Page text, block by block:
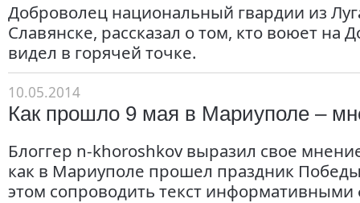
Доброволец национальный гвардии из
Славянске, рассказал о том, кто воюет на
видел в горячей точке.
10.05.2014
Как прошло 9 мая в Мариуполе –
Блоггер n-khoroshkov выразил свое
как в Мариуполе прошел праздник
этом сопроводить текст